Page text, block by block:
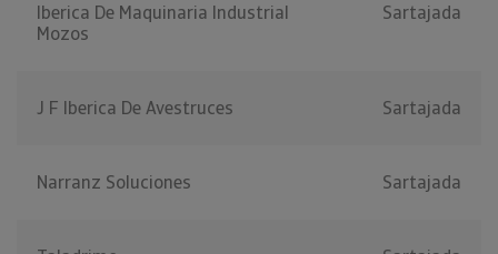
Iberica De Maquinaria Industrial
Mozos
Sartajada
J F Iberica De Avestruces Sartajada
Narranz Soluciones Sartajada